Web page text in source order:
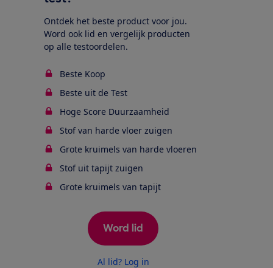
Ontdek het beste product voor jou.
Word ook lid en vergelijk producten
op alle testoordelen.
Beste Koop
Beste uit de Test
Hoge Score Duurzaamheid
Stof van harde vloer zuigen
Grote kruimels van harde vloeren
Stof uit tapijt zuigen
Grote kruimels van tapijt
Word lid
Al lid? Log in